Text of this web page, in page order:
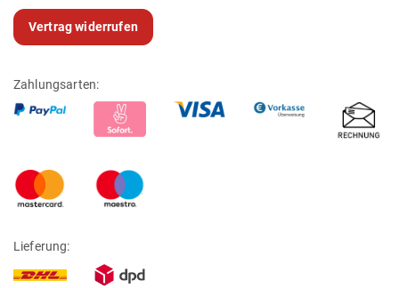
Vertrag widerrufen
Zahlungsarten:
Lieferung: